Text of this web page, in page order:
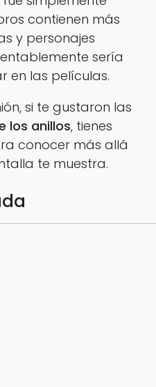
contienen más
y personajes
sería
en las películas.
si te gustaron las
los anillos, tienes
conocer más allá
te muestra.